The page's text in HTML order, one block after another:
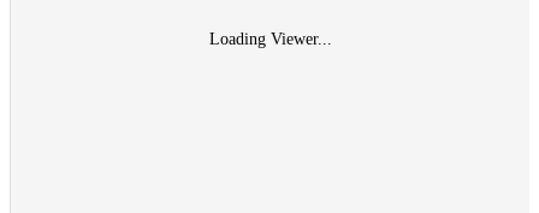
Loading Viewer...